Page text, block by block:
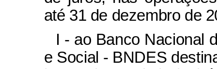
até 31 de dezembro de
I - ao Banco Nacional
e Social - BNDES